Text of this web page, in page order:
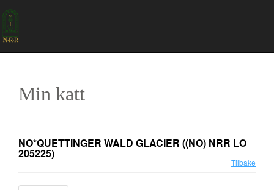
Min katt
NO*QUETTINGER WALD GLACIER ((NO) NRR LO
205225)
Tilbake